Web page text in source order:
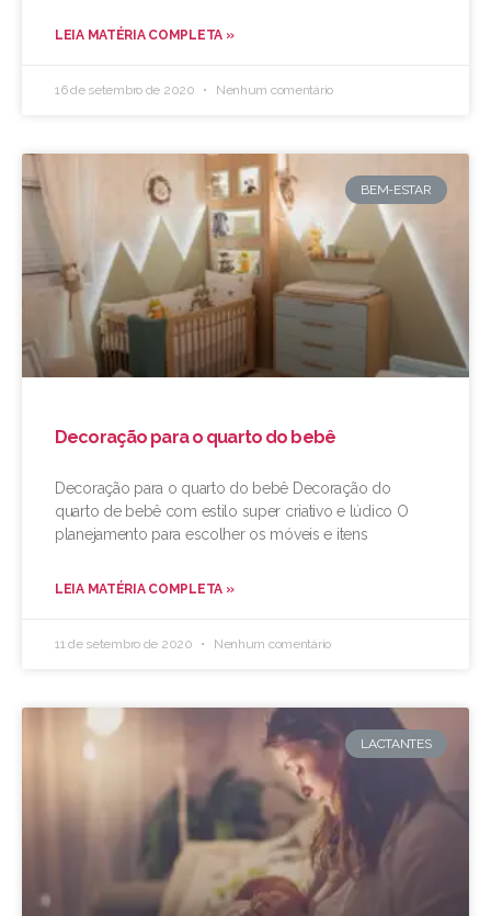
LEIA MATÉRIA COMPLETA »
16 de setembro de 2020 Nenhum comentário
BEM-ESTAR
Decoração para o quarto do bebê
Decoração para o quarto do bebê Decoração do
quarto de bebê com estilo super criativo e lúdico O
planejamento para escolher os móveis e itens
LEIA MATÉRIA COMPLETA »
11 de setembro de 2020 Nenhum comentário
LACTANTES